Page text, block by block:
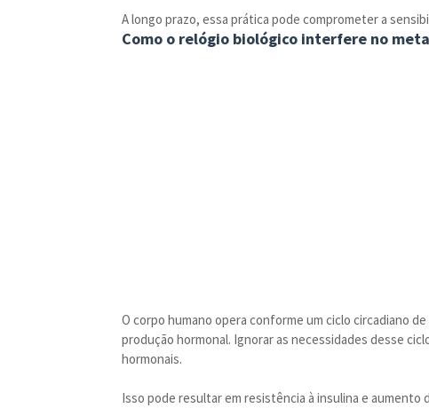
A longo prazo, essa prática pode comprometer a
Como o relógio biológico interfere no
O corpo humano opera conforme um ciclo circadiano
produção hormonal. Ignorar as necessidades desse
hormonais.
Isso pode resultar em resistência à insulina e